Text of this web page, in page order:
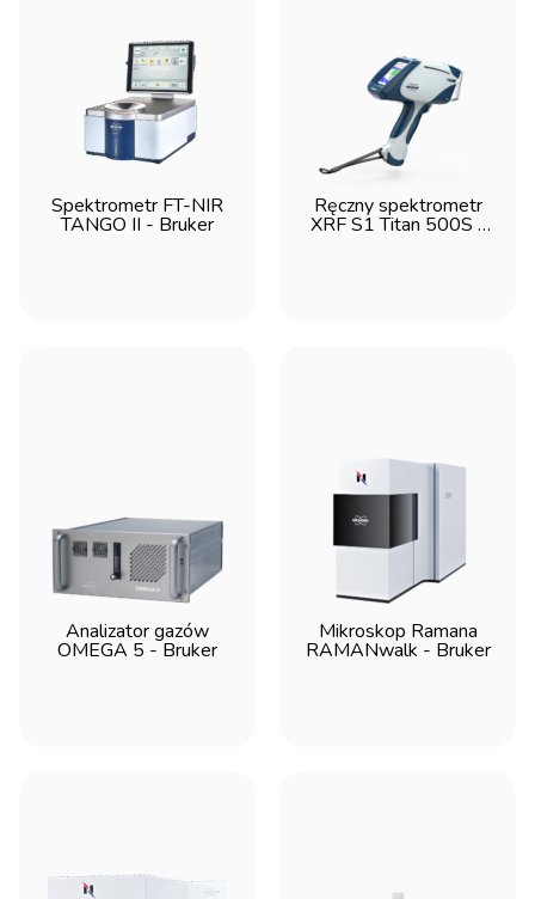
Spektrometr FT-NIR
TANGO II - Bruker
Ręczny spektrometr
XRF S1 Titan 500S -
Analizator gazów
OMEGA 5 - Bruker
Mikroskop Ramana
RAMANwalk - Bruker